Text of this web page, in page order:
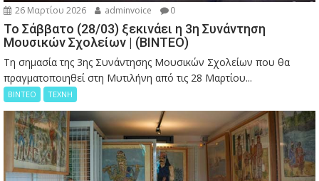
26 Μαρτίου 2026 adminvoice 0
Το Σάββατο (28/03) ξεκινάει η 3η Συνάντηση
Μουσικών Σχολείων | (ΒΙΝΤΕΟ)
Τη σημασία της 3ης Συνάντησης Μουσικών Σχολείων που θα
πραγματοποιηθεί στη Μυτιλήνη από τις 28 Μαρτίου...
ΒΙΝΤΕΟ ΤΕΧΝΗ